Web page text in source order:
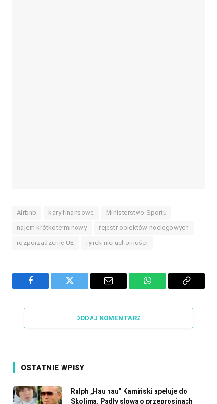
Airbnb kary finansowe Ministerstwo Sportu
najem krótkoterminowy rejestr obiektów noclegowych
rozporządzenie UE rynek nieruchomości
Facebook Twitter Email WhatsAppCopy
DODAJ KOMENTARZ
OSTATNIE WPISY
Ralph „Hau hau” Kamiński apeluje do
Skolima. Padły słowa o przeprosinach